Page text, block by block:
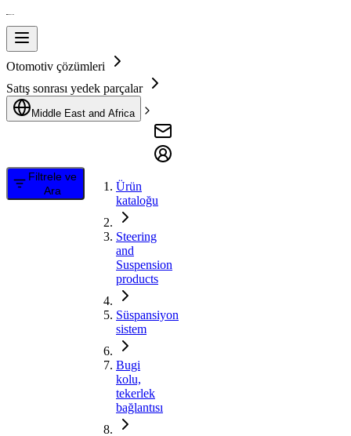
Otomotiv çözümleri
Satış sonrası yedek parçalar
Middle East and Africa
Filtrele ve
Ara
Ürün
kataloğu
Steering
and
Suspension
products
Süspansiyon
sistem
Bugi
kolu,
tekerlek
bağlantısı